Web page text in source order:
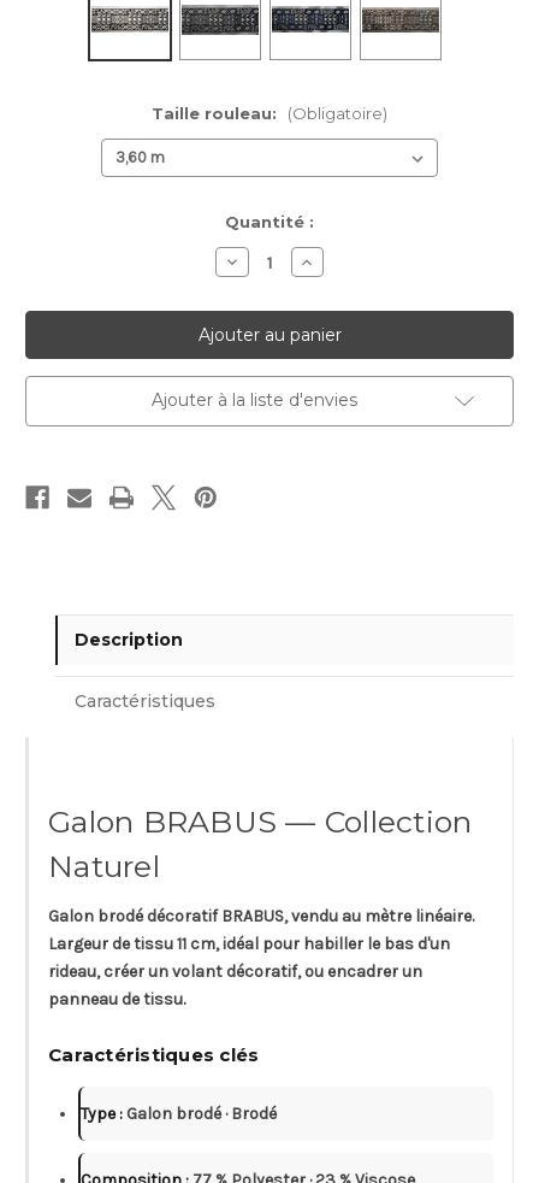
Taille rouleau: (Obligatoire)
Quantité :
Diminuer
la
pour
Galon
BRABUS
Augmenter
la
pour
Galon
BRABUS
Ajouter à la liste d'envies
Description
Caractéristiques
Galon BRABUS — Collection
Naturel
Galon brodé décoratifBRABUS, vendu au mètre linéaire.
Largeur de tissu 11 cm, idéal pour habiller le bas d'un
rideau, créer un volant décoratif, ou encadrer un
panneau de tissu.
Caractéristiques clés
Type : Galon brodé · Brodé